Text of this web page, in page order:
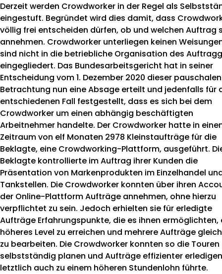
Derzeit werden Crowdworker in der Regel als
eingestuft. Begründet wird dies damit, dass
völlig frei entscheiden dürfen, ob und welchen Auftrag
annehmen. Crowdworker unterliegen keinen
sind nicht in die betriebliche Organisation des
eingegliedert. Das Bundesarbeitsgericht hat in seiner
Entscheidung vom 1. Dezember 2020 dieser pauschalen
Betrachtung nun eine Absage erteilt und jedenfalls für
entschiedenen Fall festgestellt, dass es sich bei dem
Crowdworker um einen abhängig beschäftigten
Arbeitnehmer handelte. Der Crowdworker hatte in
Zeitraum von elf Monaten 2978 Kleinstaufträge für die
Beklagte, eine Crowdworking-Plattform, ausgeführt.
Beklagte kontrollierte im Auftrag ihrer Kunden die
Präsentation von Markenprodukten im Einzelhandel
Tankstellen. Die Crowdworker konnten über ihren
der Online-Plattform Aufträge annehmen, ohne hierzu
verpflichtet zu sein. Jedoch erhielten sie für erledigte
Aufträge Erfahrungspunkte, die es ihnen ermöglichten,
höheres Level zu erreichen und mehrere Aufträge
zu bearbeiten. Die Crowdworker konnten so die Touren
selbstständig planen und Aufträge effizienter
letztlich auch zu einem höheren Stundenlohn führte.